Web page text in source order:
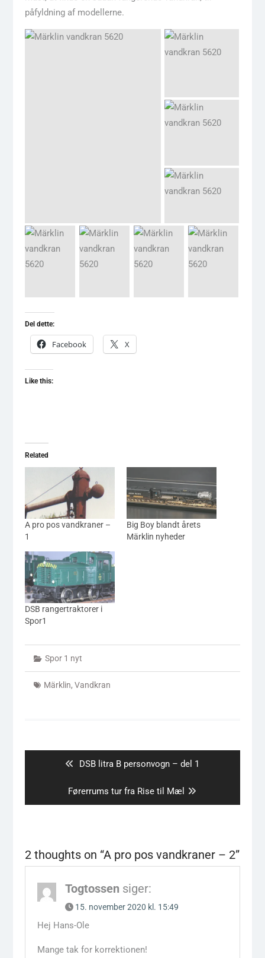
påfyldning af modellerne.
Del dette:
Facebook X
Like this:
Related
A pro pos vandkraner –
1
Big Boy blandt årets
Märklin nyheder
DSB rangertraktorer i
Spor1
Spor 1 nyt
Märklin, Vandkran
Previous
DSB litra B personvogn – del 1
Next
post:
Førerrums tur fra Rise til Mæl
2 thoughts on “A pro pos vandkraner – 2”
Togtossen siger:
15. november 2020 kl. 15:49
Hej Hans-Ole
Mange tak for korrektionen!